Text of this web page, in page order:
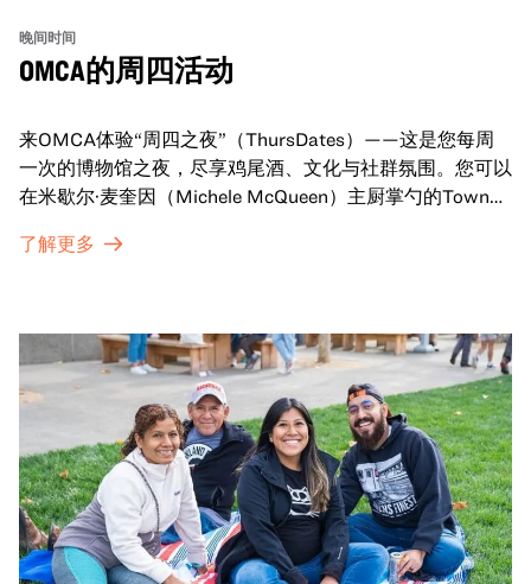
晚间时间
OMCA的周四活动
来OMCA体验“周四之夜”（ThursDates）——这是您每周
一次的博物馆之夜，尽享鸡尾酒、文化与社群氛围。您可以
在米歇尔·麦奎因（Michele McQueen）主厨掌勺的Town
探索那些在夜幕下焕发活力的展厅，那里将呈现快闪表演、
了解更多